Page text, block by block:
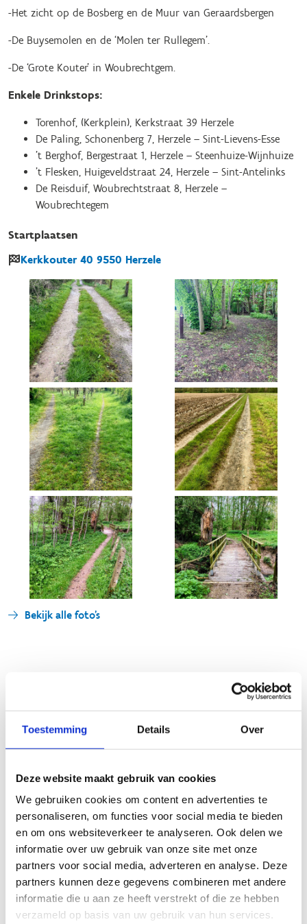
Toestemming Details Over
Deze website maakt gebruik van cookies
We gebruiken cookies om content en advertenties te
personaliseren, om functies voor social media te bieden
en om ons websiteverkeer te analyseren. Ook delen we
informatie over uw gebruik van onze site met onze
partners voor social media, adverteren en analyse. Deze
partners kunnen deze gegevens combineren met andere
informatie die u aan ze heeft verstrekt of die ze hebben
verzameld op basis van uw gebruik van hun services.
-Het zicht op de Bosberg en de Muur van Geraardsbergen
-De Buysemolen en de ‘Molen ter Rullegem’.
-De ‘Grote Kouter’ in Woubrechtgem.
Enkele Drinkstops:
Torenhof, (Kerkplein), Kerkstraat 39 Herzele
De Paling, Schonenberg 7, Herzele – Sint-Lievens-Esse
’t Berghof, Bergestraat 1, Herzele – Steenhuize-Wijnhuize
’t Flesken, Huigeveldstraat 24, Herzele – Sint-Antelinks
De Reisduif, Woubrechtstraat 8, Herzele –
Woubrechtegem
Startplaatsen
Kerkkouter 40 9550 Herzele
Bekijk alle foto's
Jouw beoordeling helpt de kwaliteit van de routes in kaart
te brengen en andere mountainbikers te leiden naar de
In onzebeoordelingsrichtlijnenvind je tips om een
oprecht nuttige beoordeling te schrijven. Respecteer je
onze richtlijnen niet, dan kunnen wij beslissen jouw
beoordelingen te verwijderen. Wij behouden ons het recht
om kleine aanpassingen aan te brengen in het
tekstgedeelte van jouw evaluatie zonder de feitelijke
inhoud ervan te veranderen, bijvoorbeeld om taalfouten
en leesbaarheid te verbeteren.​